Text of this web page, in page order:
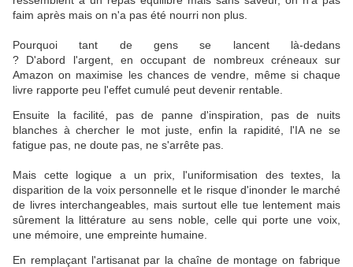
faim après mais on n'a pas été nourri non plus.
Pourquoi tant de gens se lancent là-dedans
? D'abord l'argent, en occupant de nombreux créneaux sur
Amazon on maximise les chances de vendre, même si chaque
livre rapporte peu l'effet cumulé peut devenir rentable.
Ensuite la facilité, pas de panne d'inspiration, pas de nuits
blanches à chercher le mot juste, enfin la rapidité, l'IA ne se
fatigue pas, ne doute pas, ne s'arrête pas.
Mais cette logique a un prix, l'uniformisation des textes, la
disparition de la voix personnelle et le risque d'inonder le marché
de livres interchangeables, mais surtout elle tue lentement mais
sûrement la littérature au sens noble, celle qui porte une voix,
une mémoire, une empreinte humaine.
En remplaçant l'artisanat par la chaîne de montage on fabrique